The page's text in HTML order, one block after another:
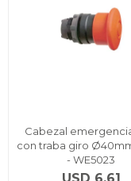
Cabezal
con traba giro
- WE5023